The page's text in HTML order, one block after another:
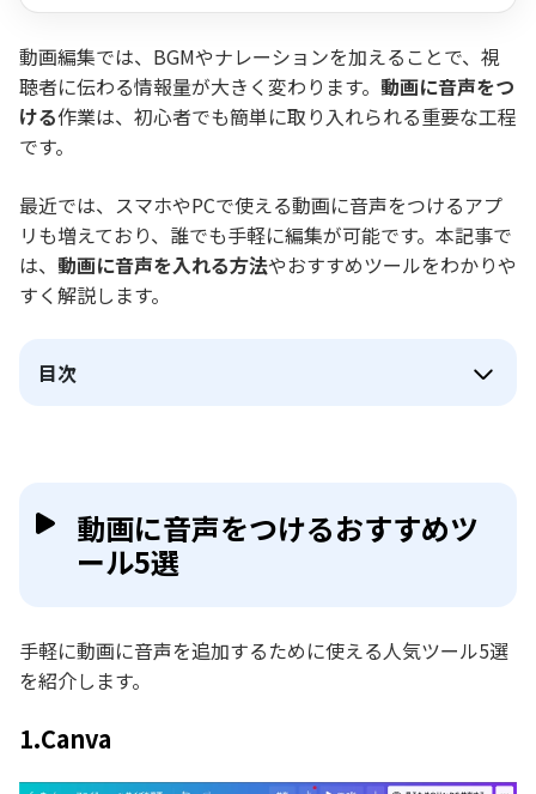
動画編集では、BGMやナレーションを加えることで、視
聴者に伝わる情報量が大きく変わります。 動画に音声をつ
ける作業は、初心者でも簡単に取り入れられる重要な工程
です。
最近では、スマホやPCで使える動画に音声をつけるアプ
リも増えており、誰でも手軽に編集が可能です。本記事で
は、 動画に音声を入れる方法やおすすめツールをわかりや
すく解説します。
目次
動画に音声をつけるおすすめツ
ール5選
手軽に動画に音声を追加するために使える人気ツール5選
を紹介します。
1.Canva